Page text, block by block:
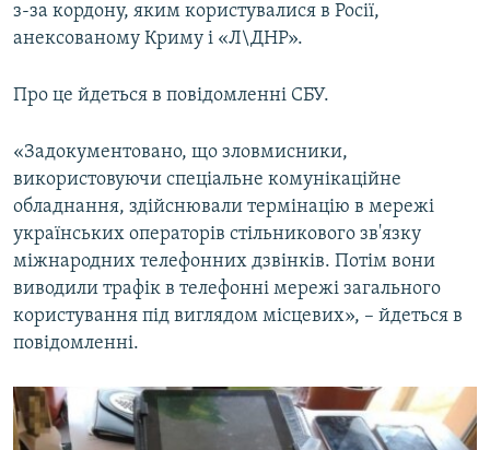
з-за кордону, яким користувалися в Росії,
анексованому Криму і «Л\ДНР».
Про це йдеться в повідомленні СБУ.
«Задокументовано, що зловмисники,
використовуючи спеціальне комунікаційне
обладнання, здійснювали термінацію в мережі
українських операторів стільникового зв'язку
міжнародних телефонних дзвінків. Потім вони
виводили трафік в телефонні мережі загального
користування під виглядом місцевих», – йдеться в
повідомленні.